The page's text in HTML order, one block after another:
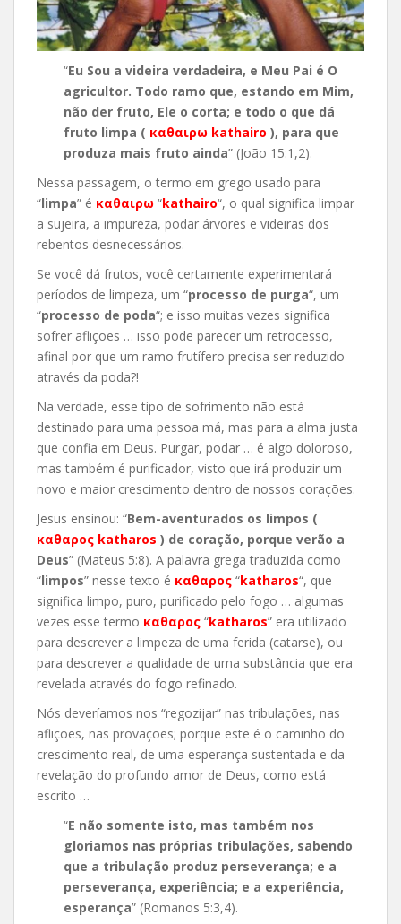
“Eu Sou a videira verdadeira, e Meu Pai é O
agricultor. Todo ramo que, estando em Mim,
não der fruto, Ele o corta; e todo o que dá
fruto limpa ( καθαιρω kathairo ), para que
produza mais fruto ainda” (João 15:1,2).
Nessa passagem, o termo em grego usado para
“limpa” é καθαιρω “kathairo“, o qual significa limpar
a sujeira, a impureza, podar árvores e videiras dos
rebentos desnecessários.
Se você dá frutos, você certamente experimentará
períodos de limpeza, um “processo de purga“, um
“processo de poda“; e isso muitas vezes significa
sofrer aflições … isso pode parecer um retrocesso,
afinal por que um ramo frutífero precisa ser reduzido
através da poda?!
Na verdade, esse tipo de sofrimento não está
destinado para uma pessoa má, mas para a alma justa
que confia em Deus. Purgar, podar … é algo doloroso,
mas também é purificador, visto que irá produzir um
novo e maior crescimento dentro de nossos corações.
Jesus ensinou: “Bem-aventurados os limpos (
καθαρος katharos ) de coração, porque verão a
Deus” (Mateus 5:8). A palavra grega traduzida como
“limpos” nesse texto é καθαρος “katharos“, que
significa limpo, puro, purificado pelo fogo … algumas
vezes esse termo καθαρος “katharos” era utilizado
para descrever a limpeza de uma ferida (catarse), ou
para descrever a qualidade de uma substância que era
revelada através do fogo refinado.
Nós deveríamos nos “regozijar” nas tribulações, nas
aflições, nas provações; porque este é o caminho do
crescimento real, de uma esperança sustentada e da
revelação do profundo amor de Deus, como está
escrito …
“E não somente isto, mas também nos
gloriamos nas próprias tribulações, sabendo
que a tribulação produz perseverança; e a
perseverança, experiência; e a experiência,
esperança” (Romanos 5:3,4).